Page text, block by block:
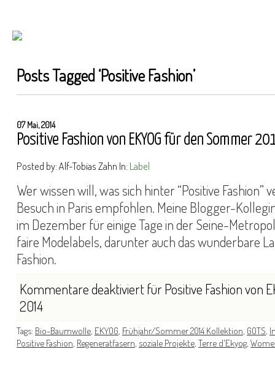
Posts Tagged ‘Positive Fashion’
07 Mai, 2014
Positive Fashion von EKYOG für den Sommer
Posted by: Alf-Tobias Zahn In:Label
Wer wissen will, was sich hinter “Positive Fashion”
Besuch in Paris empfohlen. Meine Blogger-
im Dezember für einige Tage in der Seine-
faire Modelabels, darunter auch das wunderbare
Fashion.
Kommentare deaktiviertfür Positive Fashion von
2014
Tags: Bio-Baumwolle, EKYOG, Frühjahr/Sommer 2014 Kollektion, GOTS,
Positive Fashion, Regeneratfasern, soziale Projekte, Terre d'Ekyog,